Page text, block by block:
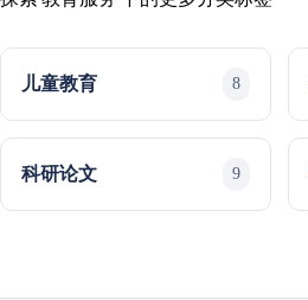
儿童教育 8
科研论文 9